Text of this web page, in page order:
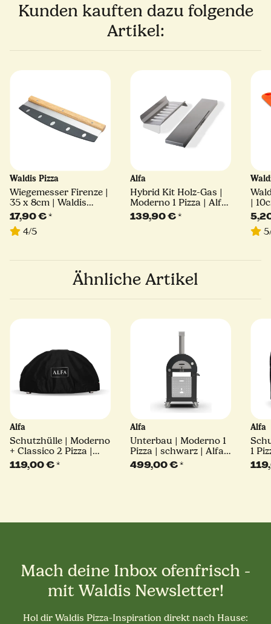
Kunden kauften dazu folgende
Artikel:
Waldis Pizza
Wiegemesser Firenze |
35 x 8cm | Waldis
Pizza
17,90 €*
4/5
Alfa
Hybrid Kit Holz-Gas |
Moderno 1 Pizza | Alfa
Forni
139,90 €*
|
Ähnliche Artikel
Alfa
Schutzhülle | Moderno
+ Classico 2 Pizza |
Alfa Forni
119,00 €*
Alfa
Unterbau | Moderno 1
Pizza | schwarz | Alfa
Forni
499,00 €*
Alfa
1
Alfa
Mach deine Inbox ofenfrisch -
mit Waldis Newsletter!
Hol dir Waldis Pizza-Inspiration direkt nach Hause: